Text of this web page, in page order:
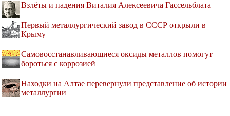
Взлёты и падения Виталия Алексеевича Гассельблата
Первый металлургический завод в СССР открыли в
Крыму
Самовосстанавливающиеся оксиды металлов помогут
бороться с коррозией
Находки на Алтае перевернули представление об истории
металлургии